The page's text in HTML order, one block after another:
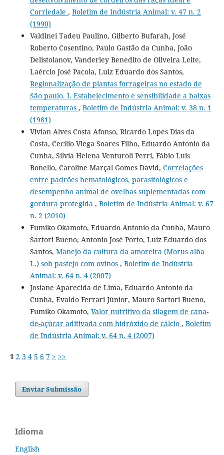
Corriedale , Boletim de Indústria Animal: v. 47 n. 2
(1990)
Valdinei Tadeu Paulino, Gilberto Bufarah, José
Roberto Cosentino, Paulo Gastão da Cunha, João
Delistoianov, Vanderley Benedito de Oliveira Leite,
Laércio José Pacola, Luiz Eduardo dos Santos,
Regionalização de plantas forrageiras no estado de
São paulo. I. Estabelecimento e sensibilidade a baixas
temperaturas , Boletim de Indústria Animal: v. 38 n. 1
(1981)
Vivian Alves Costa Afonso, Ricardo Lopes Dias da
Costa, Cecílio Viega Soares Filho, Eduardo Antonio da
Cunha, Sílvia Helena Venturoli Perri, Fábio Luis
Bonello, Caroline Marçal Gomes David, Correlações
entre padrões hematológicos, parasitológicos e
desempenho animal de ovelhas suplementadas com
gordura protegida , Boletim de Indústria Animal: v. 67
n. 2 (2010)
Fumiko Okamoto, Eduardo Antonio da Cunha, Mauro
Sartori Bueno, Antonio José Porto, Luiz Eduardo dos
Santos, Manejo da cultura da amoreira (Morus alba
L.) sob pastejo com ovinos , Boletim de Indústria
Animal: v. 64 n. 4 (2007)
Josiane Aparecida de Lima, Eduardo Antonio da
Cunha, Evaldo Ferrari Júnior, Mauro Sartori Bueno,
Fumiko Okamoto, Valor nutritivo da silagem de cana-
de-açúcar aditivada com hidróxido de cálcio , Boletim
de Indústria Animal: v. 64 n. 4 (2007)
1 2 3 4 5 6 7 > >>
Enviar Submissão
Idioma
English